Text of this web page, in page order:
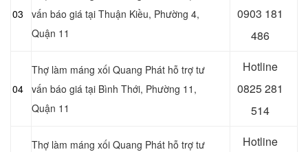
03
vấn báo giá tại Thuận Kiều, Phường 4,
Quận 11
0903 181
486
04
Thợ làm máng xối Quang Phát hỗ trợ tư
vấn báo giá tại Bình Thới, Phường 11,
Quận 11
Hotline
0825 281
514
Thợ làm máng xối Quang Phát hỗ trợ tư
Hotline